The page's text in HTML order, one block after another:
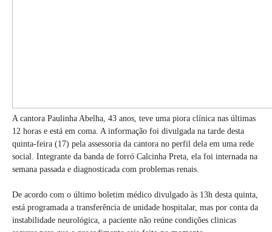
A cantora Paulinha Abelha, 43 anos, teve uma piora clínica nas últimas
12 horas e está em coma. A informação foi divulgada na tarde desta
quinta-feira (17) pela assessoria da cantora no perfil dela em uma rede
social. Integrante da banda de forró Calcinha Preta, ela foi internada na
semana passada e diagnosticada com problemas renais.
De acordo com o último boletim médico divulgado às 13h desta quinta,
está programada a transferência de unidade hospitalar, mas por conta da
instabilidade neurológica, a paciente não reúne condições clinicas